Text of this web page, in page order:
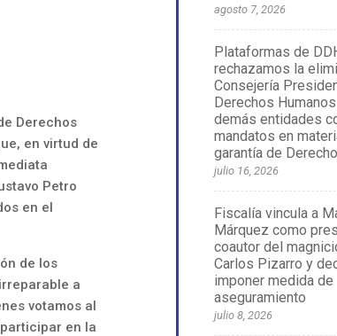
Derechos
en virtud de
Petro
en el
de los
a
votamos al
en la
agosto 7, 2026
Plataformas de
rechazamos la
Consejería
Derechos
demás entidades
mandatos en
garantía de
julio 16, 2026
Fiscalía vincula a
Márquez como
coautor del
Carlos Pizarro y
imponer medida de
aseguramiento
julio 8, 2026